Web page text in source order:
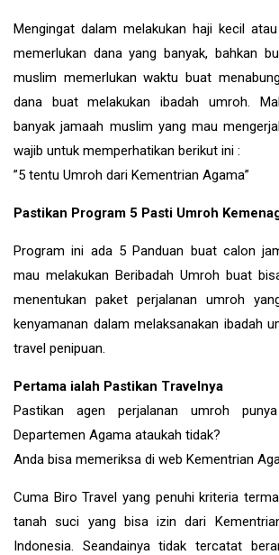
Mengingat dalam melakukan haji kecil
memerlukan dana yang banyak, bahkan
muslim memerlukan waktu buat
dana buat melakukan ibadah umroh.
banyak jamaah muslim yang mau
wajib untuk memperhatikan berikut ini :
”5 tentu Umroh dari Kementrian Agama”
Pastikan Program 5 Pasti Umroh
Program ini ada 5 Panduan buat calon
mau melakukan Beribadah Umroh buat
menentukan paket perjalanan umroh
kenyamanan dalam melaksanakan ibadah
travel penipuan.
Pertama ialah Pastikan Travelnya
Pastikan agen perjalanan umroh
Departemen Agama ataukah tidak?
Anda bisa memeriksa di web Kementrian
Cuma Biro Travel yang penuhi kriteria
tanah suci yang bisa izin dari
Indonesia. Seandainya tidak tercatat